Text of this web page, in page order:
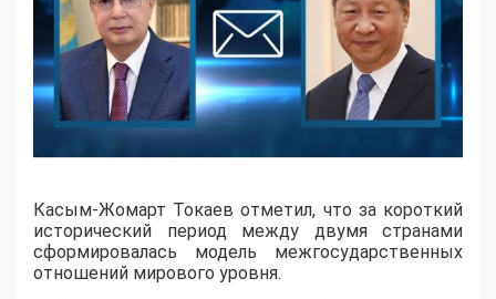
Касым-Жомарт Токаев отметил, что за короткий
исторический период между двумя странами
сформировалась модель межгосударственных
отношений мирового уровня.